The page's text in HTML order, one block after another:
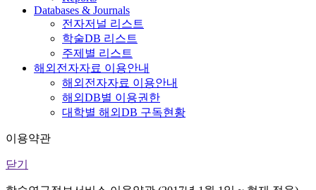
Databases & Journals
전자저널 리스트
학술DB 리스트
주제별 리스트
해외전자자료 이용안내
해외전자자료 이용안내
해외DB별 이용권한
대학별 해외DB 구독현황
이용약관
닫기